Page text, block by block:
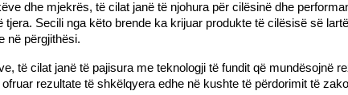
dhe mjekrës, të cilat janë të njohura për cilësinë dhe
tjera. Secili nga këto brende ka krijuar produkte të cilësisë së
në përgjithësi.
të cilat janë të pajisura me teknologji të fundit që mundësojnë
rezultate të shkëlqyera edhe në kushte të përdorimit të